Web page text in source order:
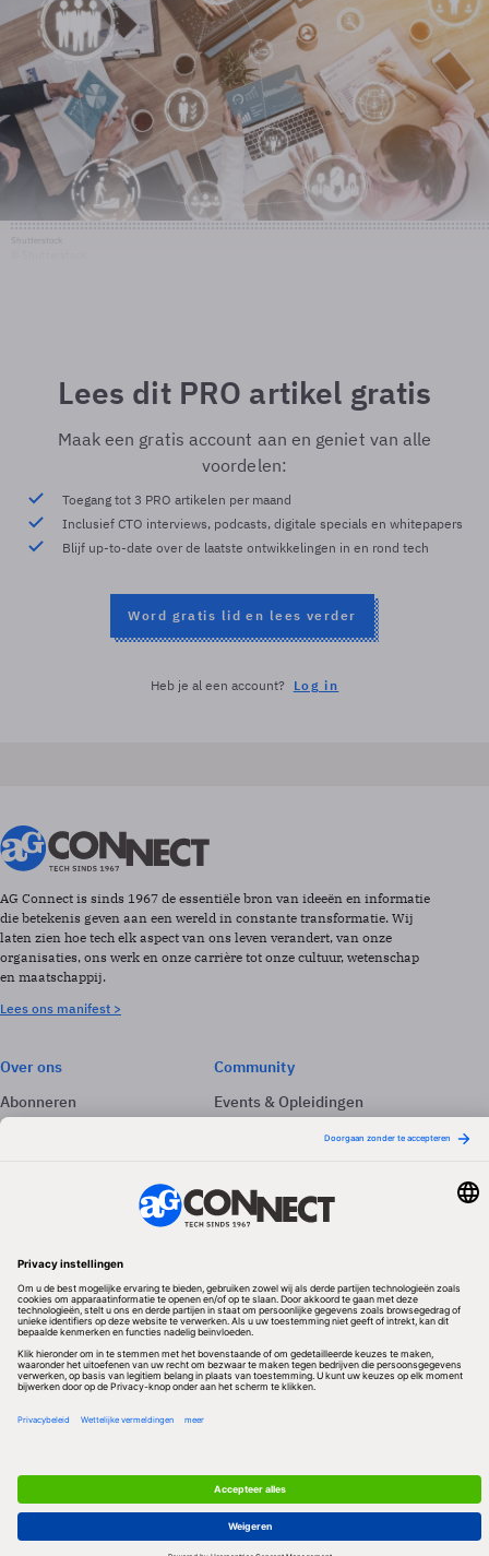
Lees dit PRO artikel gratis
Maak een gratis account aan en geniet van alle
voordelen:
Toegang tot 3 PRO artikelen per maand
Inclusief CTO interviews, podcasts, digitale specials en whitepapers
Blijf up-to-date over de laatste ontwikkelingen in en rond tech
Word gratis lid en lees verder
Heb je al een account? Log in
AG Connect is sinds 1967 de essentiële bron van ideeën en informatie
die betekenis geven aan een wereld in constante transformatie. Wij
laten zien hoe tech elk aspect van ons leven verandert, van onze
organisaties, ons werk en onze carrière tot onze cultuur, wetenschap
en maatschappij.
Lees ons manifest >
Over ons
Abonneren
Adverteren
Community
Events & Opleidingen
Volg ons
Redactionele partner
Algemene Voorwaarden & Copyrights